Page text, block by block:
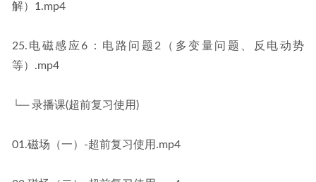
解）1.mp4
25.电磁感应6：电路问题2（多变量问题、反电动势
等）.mp4
└─ 录播课(超前复习使用)
01.磁场（一）-超前复习使用.mp4